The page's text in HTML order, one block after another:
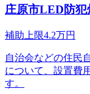
庄原市LED防
補助上限4.2万円
自治会などの住民
について、設置費
す。